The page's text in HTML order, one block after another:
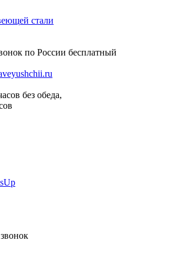
стали
по России бесплатный
без обеда,